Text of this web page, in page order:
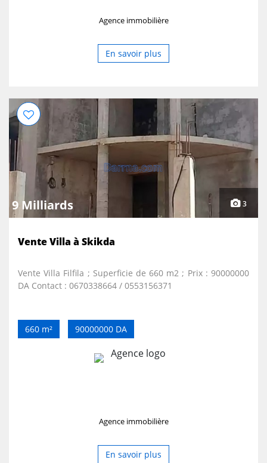
Agence immobilière
En savoir plus
9 Milliards 3
Vente Villa à Skikda
Vente Villa Filfila ; Superficie de 660 m2 ; Prix : 90000000
DA Contact : 0670338664 / 0553156371
660 m² 90000000 DA
Agence immobilière
En savoir plus